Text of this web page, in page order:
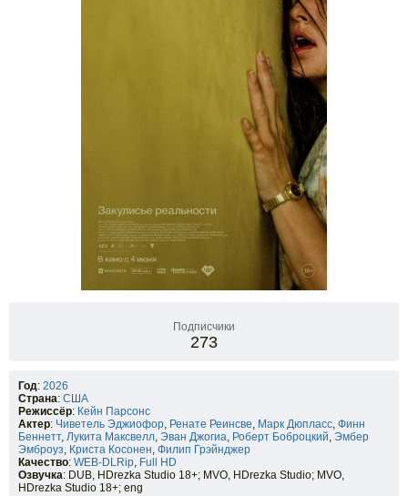
Подписчики
273
Год: 2026
Страна: США
Режиссёр: Кейн Парсонс
Актер: Чиветель Эджиофор, Ренате Реинсве, Марк Дюпласс, Финн
Беннетт, Лукита Максвелл, Эван Джогиа, Роберт Боброцкий, Эмбер
Эмброуз, Криста Косонен, Филип Грэйнджер
Качество: WEB-DLRip, Full HD
Озвучка: DUB, HDrezka Studio 18+; MVO, HDrezka Studio; MVO,
HDrezka Studio 18+; eng